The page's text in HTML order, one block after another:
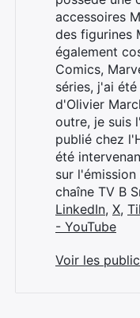
accessoires
des figurines
également
Comics,
séries, j'ai
d'Olivier
outre, je suis
publié chez
été
sur
chaîne TV B
LinkedIn, X,
- YouTube
Voir les